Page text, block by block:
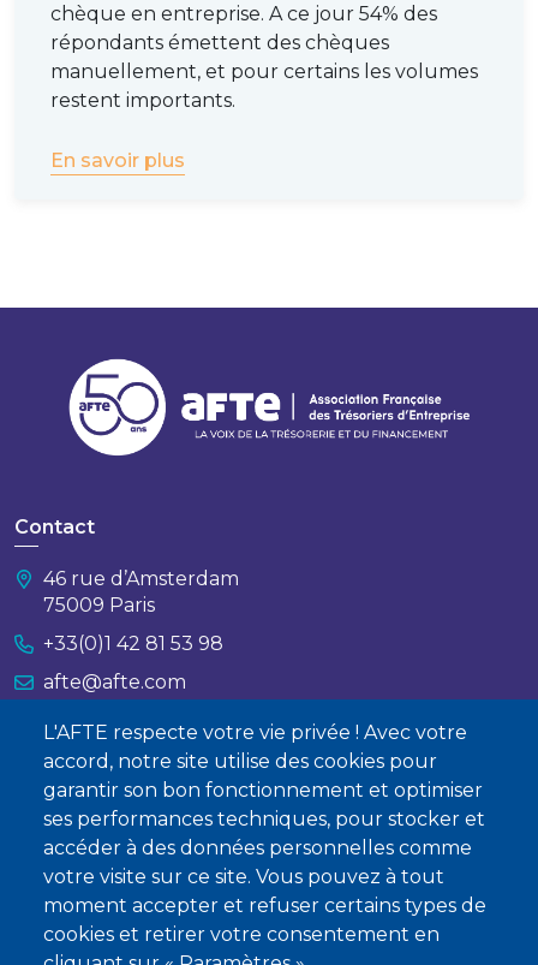
L'AFTE respecte votre vie privée ! Avec votre
accord, notre site utilise des cookies pour
garantir son bon fonctionnement et optimiser
ses performances techniques, pour stocker et
accéder à des données personnelles comme
votre visite sur ce site. Vous pouvez à tout
moment accepter et refuser certains types de
cookies et retirer votre consentement en
chèque en entreprise. A ce jour 54% des
répondants émettent des chèques
manuellement, et pour certains les volumes
restent importants.
En savoir plus
Contact
46 rue d’Amsterdam
75009 Paris
+33(0)1 42 81 53 98
afte@afte.com
Nous contacter
À propos
Qui sommes-nous ?
Devenir membre